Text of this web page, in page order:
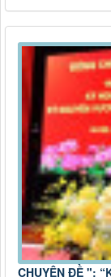
CHUYÊN ĐỀ ":